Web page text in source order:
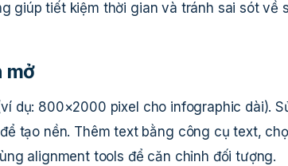
giúp tiết kiệm thời gian và tránh sai sót về
mở
dụ: 800×2000 pixel cho infographic dài).
tạo nền. Thêm text bằng công cụ text,
alignment tools để căn chỉnh đối tượng.